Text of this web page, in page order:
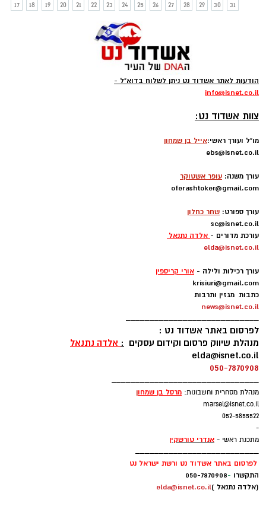
17
18 19 20 21 22 23 24 25 26 27 28 29 30 31
הודעות לאתר אשדוד נט ניתן לשלוח בדוא"ל -
info@isnet.co.il
צוות אשדוד נט:
מו"ל ועורך ראשי:אייל בן שמחון
ebs@isnet.co.il
עורך משנה: עופר אשטוקר
oferashtoker@gmail.com
עורך ספורט: שחר כחלון
sc@isnet.co.il
עורכת מדורים - אלדה נתנאל
elda@isnet.co.il
עורך רכילות ולילה - אורי קריספין
krisiuri@gmail.com
כתבות מגזין ותרבות
news@isnet.co.il
____________________________
לפרסום באתר אשדוד נט :
מנהלת שיווק פרסום וקידום עסקים : אלדה נתנאל
elda@isnet.co.il
050-7870908
_______________________________
מנהלת מסחרית וחשבונות: מרסל בן שמחון
marsel@isnet.co.il
052-5855522
-
מתכנת ראשי - אנדרי טורשקין
__________________________
לפרסום באתר אשדוד נט ורשת ישראל נט
התקשרו -
050-7870908
(אלדה נתנאל )elda@isnet.co.il